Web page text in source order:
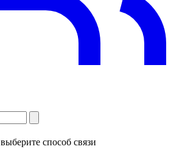
выберите способ связи